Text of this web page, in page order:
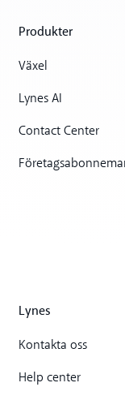
Produkter
Växel
Lynes AI
Contact Center
Lynes
Kontakta oss
Help center